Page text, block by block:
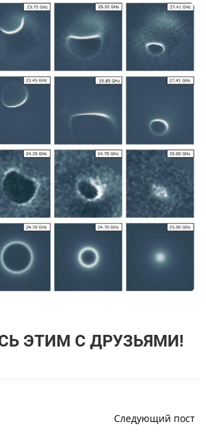
ЭТИМ С ДРУЗЬЯМИ!
Следующий пост